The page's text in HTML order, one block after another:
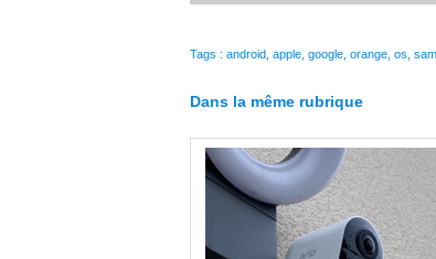
Tags : android apple google orange os
Dans la même rubrique